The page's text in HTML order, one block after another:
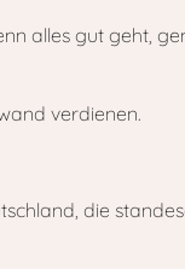
alles gut geht,
verdienen.
die